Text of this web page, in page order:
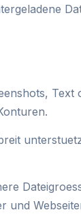
Text
und